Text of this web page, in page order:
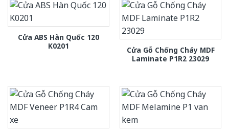
Cửa ABS Hàn Quốc 120
K0201
Cửa Gỗ Chống Cháy MDF
Laminate P1R2 23029